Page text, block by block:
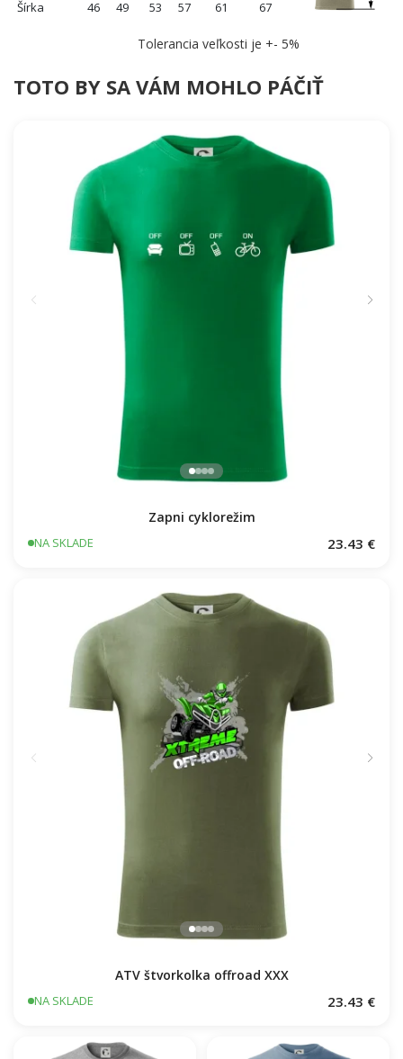
Šírka 46 49 53 57 61 67
Tolerancia veľkosti je +- 5%
TOTO BY SA VÁM MOHLO PÁČIŤ
Zapni cyklorežim
NA SKLADE 23.43 €
ATV štvorkolka offroad XXX
NA SKLADE 23.43 €